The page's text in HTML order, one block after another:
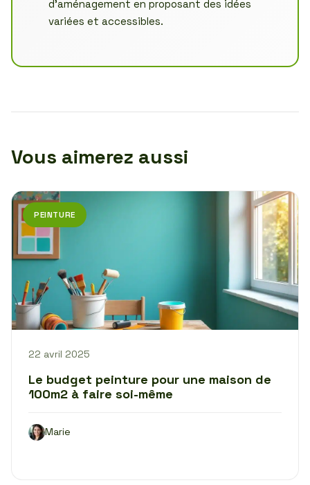
d’aménagement en proposant des idées
variées et accessibles.
Vous aimerez aussi
PEINTURE
22 avril 2025
Le budget peinture pour une maison de
100m2 à faire soi-même
Marie